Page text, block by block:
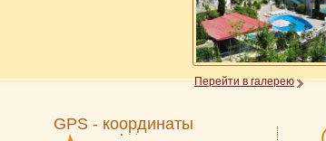
Перейти в галерею
GPS - координаты